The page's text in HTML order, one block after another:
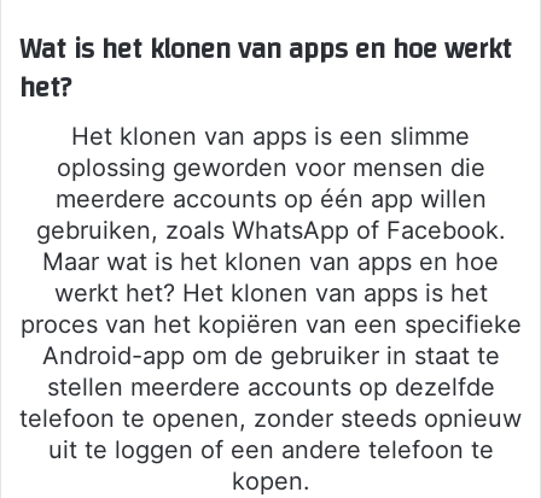
Wat is het klonen van apps en hoe werkt
het?
Het klonen van apps is een slimme
oplossing geworden voor mensen die
meerdere accounts op één app willen
gebruiken, zoals WhatsApp of Facebook.
Maar wat is het klonen van apps en hoe
werkt het? Het klonen van apps is het
proces van het kopiëren van een specifieke
Android-app om de gebruiker in staat te
stellen meerdere accounts op dezelfde
telefoon te openen, zonder steeds opnieuw
uit te loggen of een andere telefoon te
kopen.